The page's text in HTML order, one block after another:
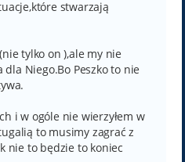
stwarzają
tylko on ),ale my nie
Niego.Bo Peszko to nie
i w ogóle nie wierzyłem w
to musimy zagrać z
nie to będzie to koniec